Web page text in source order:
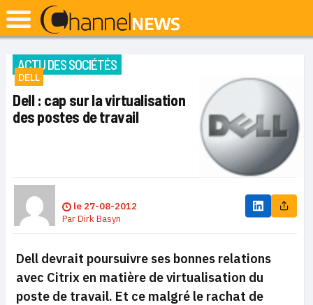
ACTU DES SOCIÉTÉS
DELL
Dell : cap sur la virtualisation
des postes de travail
le 27-08-2012
ParDirk Basyn
Dell devrait poursuivre ses bonnes relations
avec Citrix en matière de virtualisation du
poste de travail. Et ce malgré le rachat de